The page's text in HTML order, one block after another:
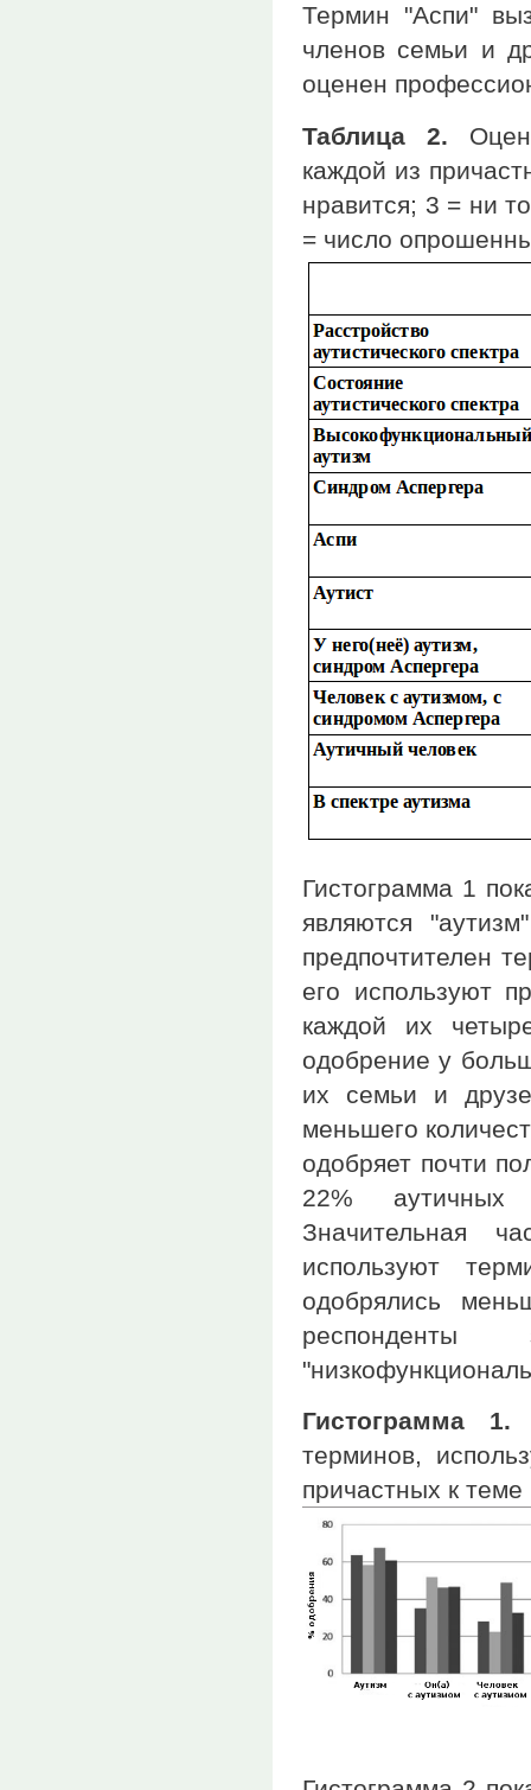
Термин "Аспи"
членов семьи и
оценен
Таблица 2.
каждой из
нравится; 3 = ни
= число
Гистограмма 1
являются
предпочтителен
его используют
каждой их
одобрение у
их семьи и
меньшего
одобряет почти
22% аутичных
Значительная
используют
одобрялись
Гистограмма 1.
терминов,
причастных к теме